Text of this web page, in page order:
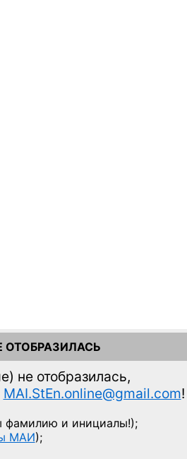
ОТОБРАЗИЛАСЬ
не отобразилась,
MAI.StEn.online@gmail.com!
фамилию и инициалы!);
МАИ);